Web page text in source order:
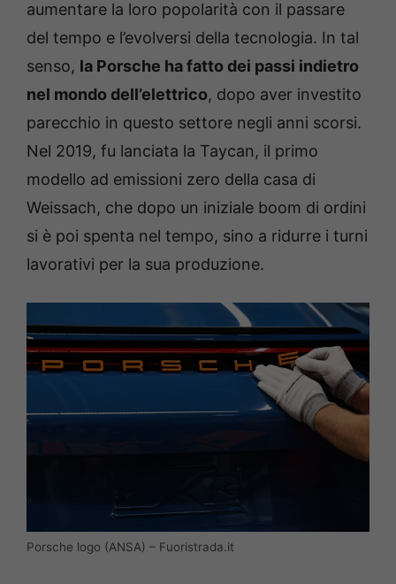
aumentare la loro popolarità con il passare
del tempo e l’evolversi della tecnologia. In tal
senso, la Porsche ha fatto dei passi indietro
nel mondo dell’elettrico, dopo aver investito
parecchio in questo settore negli anni scorsi.
Nel 2019, fu lanciata la Taycan, il primo
modello ad emissioni zero della casa di
Weissach, che dopo un iniziale boom di ordini
si è poi spenta nel tempo, sino a ridurre i turni
lavorativi per la sua produzione.
Porsche logo (ANSA) – Fuoristrada.it